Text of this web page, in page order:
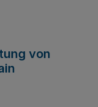
von